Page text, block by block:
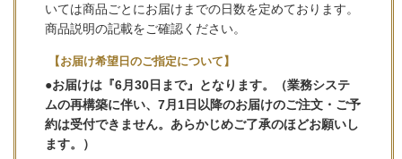
いては商品ごとにお届けまでの日数を定めております。
商品説明の記載をご確認ください。
【お届け希望日のご指定について】
●お届けは『6月30日まで』となります。（業務システ
ムの再構築に伴い、7月1日以降のお届けのご注文・ご予
約は受付できません。あらかじめご了承のほどお願いし
ます。）